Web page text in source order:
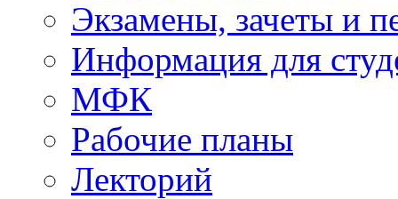
Экзамены, зачеты и
Информация для
МФК
Рабочие планы
Лекторий